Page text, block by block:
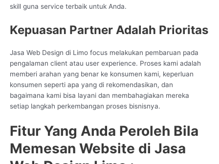
skill guna service terbaik untuk Anda.
Kepuasan Partner Adalah Prioritas
Jasa Web Design di Limo focus melakukan pembaruan pada
pengalaman client atau user experience. Proses kami adalah
memberi arahan yang benar ke konsumen kami, keperluan
konsumen seperti apa yang di rekomendasikan, dan
bagaimana kami bisa layani dan membahagiakan mereka
setiap langkah perkembangan proses bisnisnya.
Fitur Yang Anda Peroleh Bila
Memesan Website di Jasa